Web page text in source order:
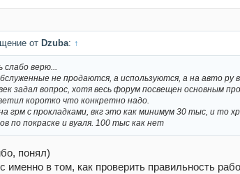
от Dzuba: ↑
слабо верю...
не продаются, а используются, а на авто ру
задал вопрос, хотя весь форум посвещен основным
коротко что конкретно надо.
грм с прокладками, вкг это как минимум 30 тыс, и то
по покраске и вуаля. 100 тыс как нет
понял)
именно в том, как проверить правильность